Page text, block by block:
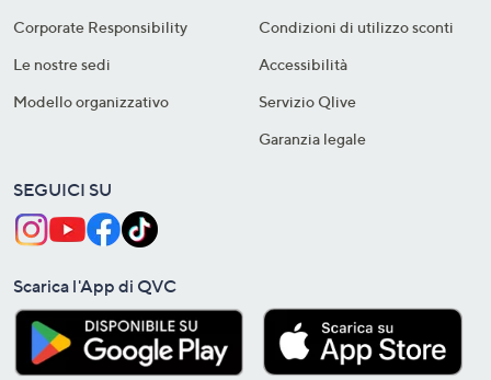
Corporate Responsibility
Le nostre sedi
Modello organizzativo
Condizioni di utilizzo sconti
Accessibilità
Servizio Qlive
Garanzia legale
SEGUICI SU
Scarica l'App di QVC